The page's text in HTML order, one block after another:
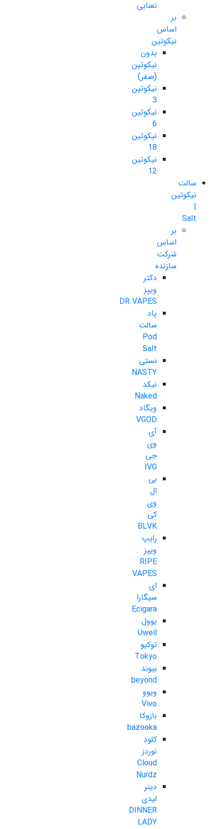
نعنایی
بر
اساس
نیکوتین
بدون
نیکوتین
(صفر)
نیکوتین
3
نیکوتین
6
نیکوتین
18
نیکوتین
12
سالت
نیکوتین
|
Salt
بر
اساس
شرکت
سازنده
دکتر
ویپز
DR.VAPES
پاد
سالت
Pod
Salt
نستی
NASTY
نیکد
Naked
ویگاد
VGOD
آی
وی
جی
IVG
بی
ال
وی
کی
BLVK
رایپ
ویپز
RIPE
VAPES
ای
سیگارا
Ecigara
یوول
Uwell
توکیو
Tokyo
بیوند
beyond
ویوو
Vivo
بازوکا
bazooka
کلود
نوردز
Cloud
Nurdz
دینر
لیدی
DINNER
LADY